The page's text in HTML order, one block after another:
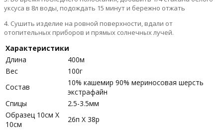
уксуса в 8л воды, подождать 15 минут и бережно отжать
4. Сушить изделие на ровной поверхности, вдали от
отопительных приборов и прямых солнечных лучей.
Характеристики
Длина
400м
Вес
100г
Состав
10% кашемир 90% мериносовая шерсть
экстрафайн
Спицы
2.5-3.5мм
Образец 10см Х
10см
26п X 38р